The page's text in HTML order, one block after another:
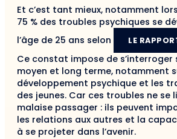
Et c’est tant mieux, notamment
75 % des troubles psychiques se
l’âge de 25 ans selon
LE
Ce constat impose de s’interroger
moyen et long terme, notamment
développement psychique et les
des jeunes. Car ces troubles ne se
malaise passager : ils peuvent
les relations aux autres et la
à se projeter dans l’avenir.